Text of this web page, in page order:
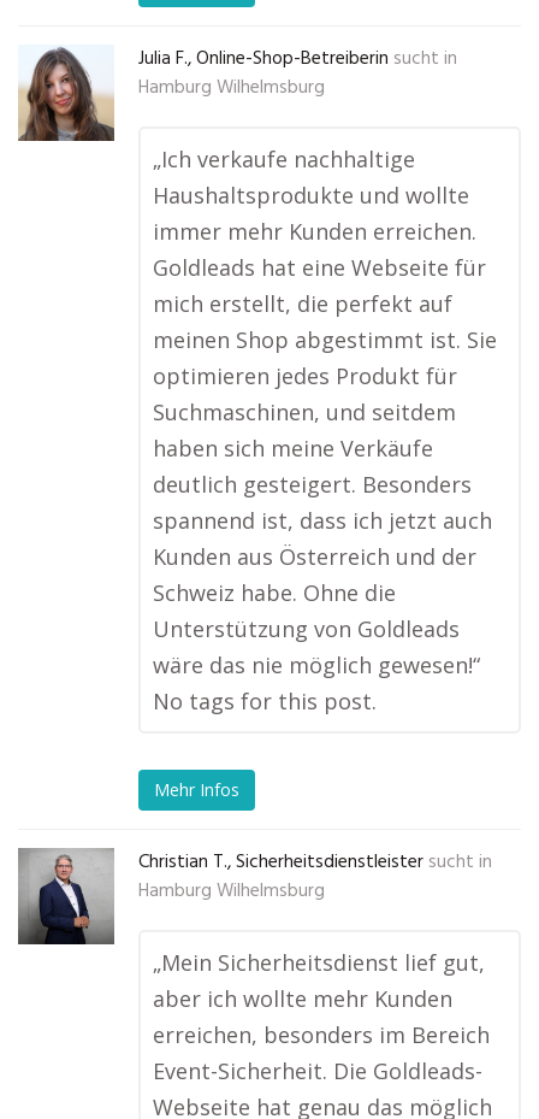
Julia F., Online-Shop-Betreiberin sucht in
Hamburg Wilhelmsburg
„Ich verkaufe nachhaltige
Haushaltsprodukte und wollte
immer mehr Kunden erreichen.
Goldleads hat eine Webseite für
mich erstellt, die perfekt auf
meinen Shop abgestimmt ist. Sie
optimieren jedes Produkt für
Suchmaschinen, und seitdem
haben sich meine Verkäufe
deutlich gesteigert. Besonders
spannend ist, dass ich jetzt auch
Kunden aus Österreich und der
Schweiz habe. Ohne die
Unterstützung von Goldleads
wäre das nie möglich gewesen!“
No tags for this post.
Mehr Infos
Christian T., Sicherheitsdienstleister sucht in
Hamburg Wilhelmsburg
„Mein Sicherheitsdienst lief gut,
aber ich wollte mehr Kunden
erreichen, besonders im Bereich
Event-Sicherheit. Die Goldleads-
Webseite hat genau das möglich